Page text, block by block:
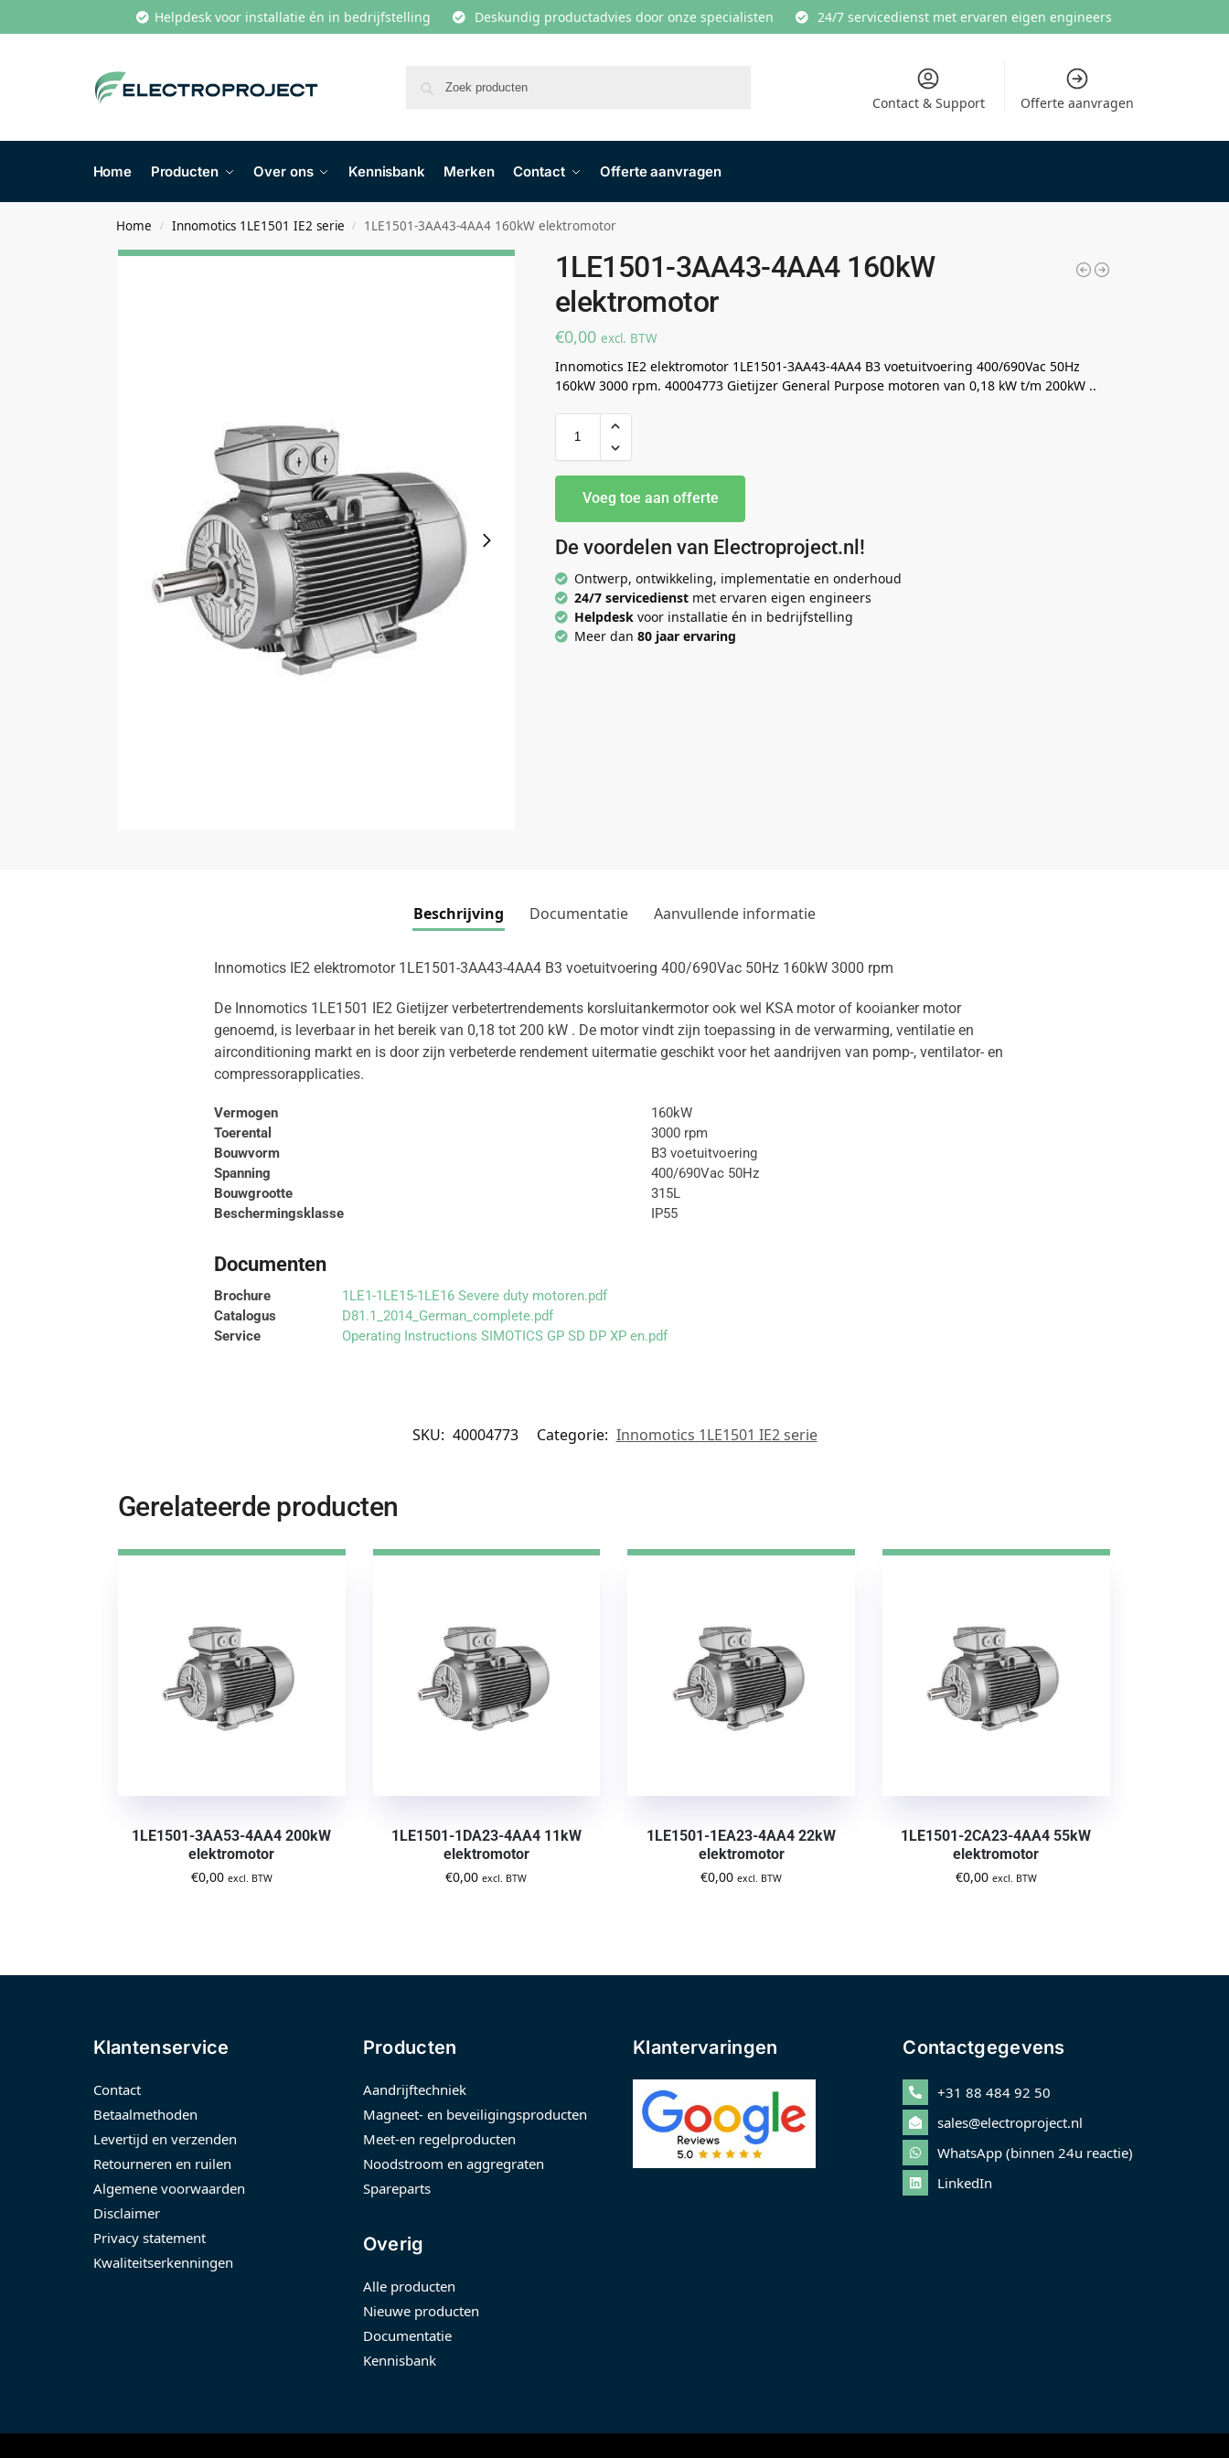
Helpdesk voor installatie én in bedrijfstelling Deskundig productadvies door onze specialisten 24/7 servicedienst met ervaren eigen engineers
Contact & Support Offerte aanvragen
Home Producten Over ons Kennisbank Merken Contact Offerte aanvragen
Home / Innomotics 1LE1501 IE2 serie / 1LE1501-3AA43-4AA4 160kW elektromotor
1LE1501-3AA43-4AA4 160kW
elektromotor
€0,00 excl. BTW
Innomotics IE2 elektromotor 1LE1501-3AA43-4AA4 B3 voetuitvoering 400/690Vac 50Hz
160kW 3000 rpm. 40004773 Gietijzer General Purpose motoren van 0,18 kW t/m 200kW ..
Voeg toe aan offerte
De voordelen van Electroproject.nl!
Ontwerp, ontwikkeling, implementatie en onderhoud
24/7 servicedienstmet ervaren eigen engineers
Helpdesk voor installatie én in bedrijfstelling
Meer dan 80 jaar ervaring
Beschrijving Documentatie Aanvullende informatie
Innomotics IE2 elektromotor 1LE1501-3AA43-4AA4 B3 voetuitvoering 400/690Vac 50Hz 160kW 3000 rpm
De Innomotics 1LE1501 IE2 Gietijzer verbetertrendements korsluitankermotor ook wel KSA motor of kooianker motor
genoemd, is leverbaar in het bereik van 0,18 tot 200 kW . De motor vindt zijn toepassing in de verwarming, ventilatie en
airconditioning markt en is door zijn verbeterde rendement uitermatie geschikt voor het aandrijven van pomp-, ventilator- en
compressorapplicaties.
Vermogen
160kW
Toerental
3000 rpm
Bouwvorm
B3 voetuitvoering
Spanning
400/690Vac 50Hz
Bouwgrootte
315L
Beschermingsklasse
IP55
Documenten
Brochure
1LE1-1LE15-1LE16 Severe duty motoren.pdf
Catalogus
D81.1_2014_German_complete.pdf
Service
Operating Instructions SIMOTICS GP SD DP XP en.pdf
SKU: 40004773 Categorie: Innomotics 1LE1501 IE2 serie
Gerelateerde producten
1LE1501-3AA53-4AA4 200kW
elektromotor
€0,00 excl. BTW
1LE1501-1DA23-4AA4 11kW
elektromotor
€0,00 excl. BTW
1LE1501-1EA23-4AA4 22kW
elektromotor
€0,00 excl. BTW
1LE1501-2CA23-4AA4 55kW
elektromotor
€0,00 excl. BTW
Klantenservice
Contact
Betaalmethoden
Levertijd en verzenden
Retourneren en ruilen
Algemene voorwaarden
Disclaimer
Privacy statement
Kwaliteitserkenningen
Producten
Aandrijftechniek
Magneet- en beveiligingsproducten
Meet-en regelproducten
Noodstroom en aggregraten
Spareparts
Overig
Alle producten
Nieuwe producten
Documentatie
Kennisbank
Klantervaringen Contactgegevens
+31 88 484 92 50
sales@electroproject.nl
WhatsApp (binnen 24u reactie)
LinkedIn